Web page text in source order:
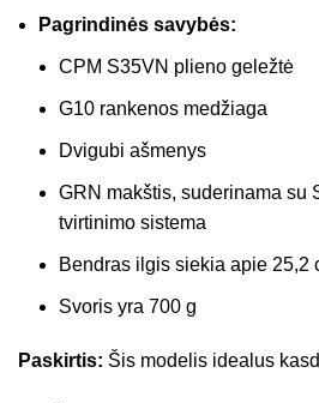
Pagrindinės savybės:
CPM S35VN plieno geležtė
G10 rankenos medžiaga
Dvigubi ašmenys
GRN makštis, suderinama su
tvirtinimo sistema
Bendras ilgis siekia apie 25,2
Svoris yra 700 g
Paskirtis: Šis modelis idealus